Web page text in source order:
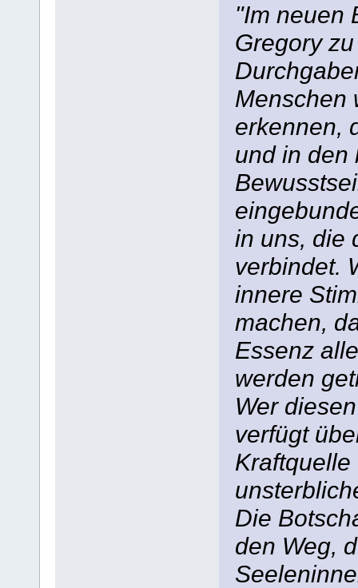
"Im neuen
Gregory
Menschen
erkennen,
und in den
in uns, die
verbindet.
innere
machen,
Essenz
werden
Wer
verfügt
Die
den Weg,